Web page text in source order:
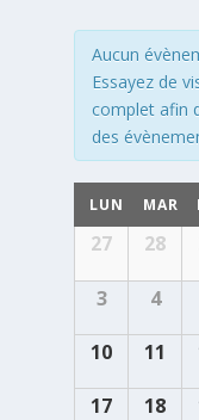
Aucun
Essayez de
complet afin
des
DE
Calendrier
Évènements
LUN MAR
27 28
3 4
10 11
17 18